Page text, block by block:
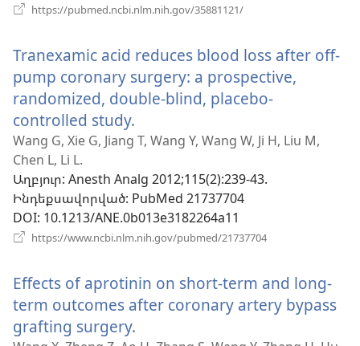
https://pubmed.ncbi.nlm.nih.gov/35881121/
պատուհան)
Tranexamic acid reduces blood loss after off-
pump coronary surgery: a prospective,
randomized, double-blind, placebo-
controlled study.
է
պատուհան)
Wang G, Xie G, Jiang T, Wang Y, Wang W, Ji H, Liu M,
Chen L, Li L.
Աղբյուր‎: Anesth Analg 2012;115(2):239-43.
Ինդեքսավորված‎: PubMed 21737704
DOI‎: 10.1213/ANE.0b013e3182264a11
https://www.ncbi.nlm.nih.gov/pubmed/21737704
պատուհան)
Effects of aprotinin on short-term and long-
term outcomes after coronary artery bypass
grafting surgery.